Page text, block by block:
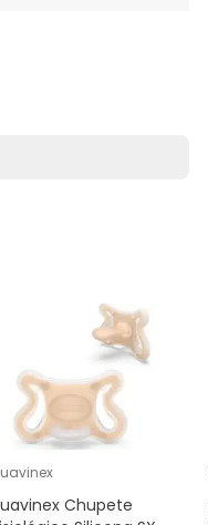
Chupete